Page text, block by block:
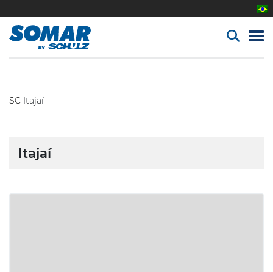
SC Itajaí
Itajaí